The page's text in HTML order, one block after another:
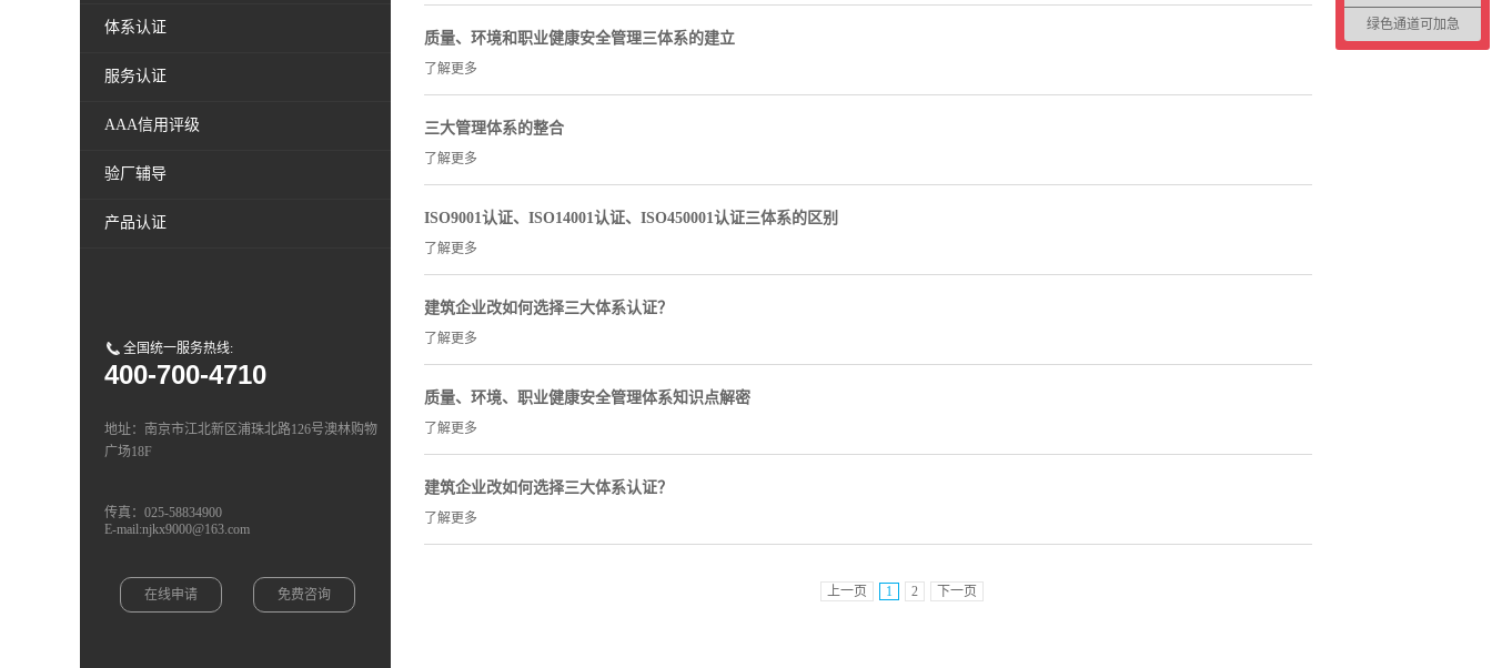
体系认证
服务认证
AAA信用评级
验厂辅导
产品认证
全国统一服务热线:
400-700-4710
地址：南京市江北新区浦珠北路126号澳林购物
广场18F
传真：025-58834900
E-mail:njkx9000@163.com
在线申请 免费咨询
质量、环境和职业健康安全管理三体系的建立
了解更多
三大管理体系的整合
了解更多
ISO9001认证、ISO14001认证、ISO450001认证三体系的区别
了解更多
建筑企业改如何选择三大体系认证？
了解更多
质量、环境、职业健康安全管理体系知识点解密
了解更多
建筑企业改如何选择三大体系认证？
了解更多
上一页 1 2 下一页
绿色通道可加急